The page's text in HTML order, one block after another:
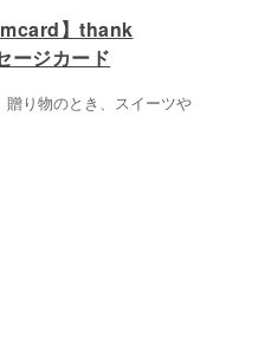
】thank
ージカード
り物のとき、スイーツや